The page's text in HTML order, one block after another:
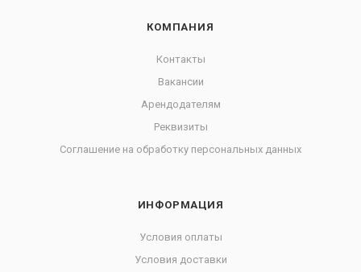
КОМПАНИЯ
Контакты
Вакансии
Арендодателям
Реквизиты
Соглашение на обработку персональных данных
ИНФОРМАЦИЯ
Условия оплаты
Условия доставки